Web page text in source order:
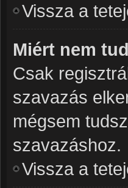
Vissza a
Miért nem
Csak
szavazás
mégsem
szavazáshoz.
Vissza a